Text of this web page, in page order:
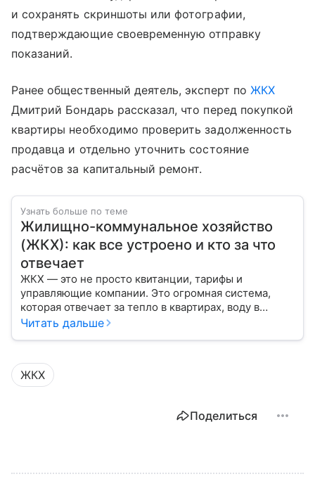
и сохранять скриншоты или фотографии,
подтверждающие своевременную отправку
показаний.
Ранее общественный деятель, эксперт по ЖКХ
Дмитрий Бондарь рассказал, что перед покупкой
квартиры необходимо проверить задолженность
продавца и отдельно уточнить состояние
расчётов за капитальный ремонт.
Узнать больше по теме
Жилищно-коммунальное хозяйство
(ЖКХ): как все устроено и кто за что
отвечает
ЖКХ — это не просто квитанции, тарифы и
управляющие компании. Это огромная система,
которая отвечает за тепло в квартирах, воду в
кране, освещение улиц и чистоту во дворах.
Читать дальше
ЖКХ
Поделиться